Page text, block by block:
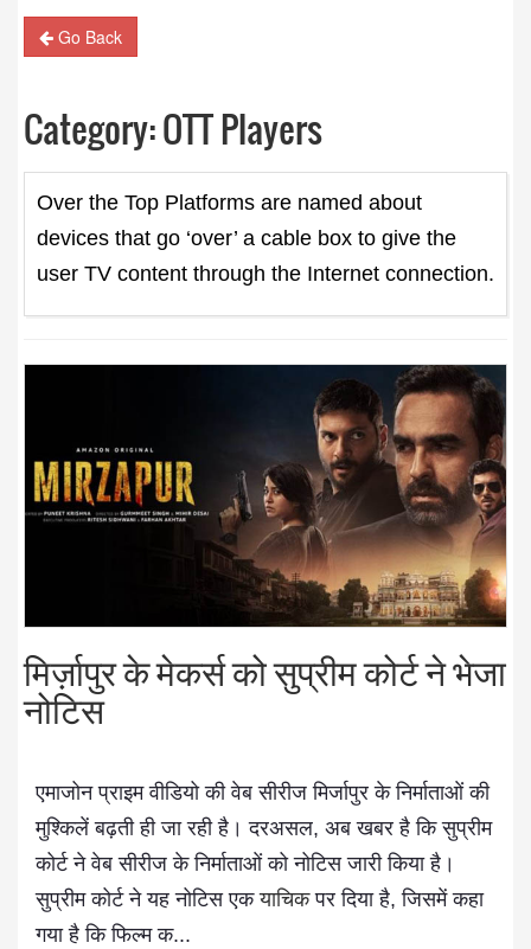
Go Back
Category:OTT Players
Over the Top Platforms are named about
devices that go ‘over’ a cable box to give the
user TV content through the Internet connection.
मिर्ज़ापुर के मेकर्स को सुप्रीम कोर्ट ने भेजा
नोटिस
एमाजोन प्राइम वीडियो की वेब सीरीज मिर्जापुर के निर्माताओं की
मुश्किलें बढ़ती ही जा रही है। दरअसल, अब खबर है कि सुप्रीम
कोर्ट ने वेब सीरीज के निर्माताओं को नोटिस जारी किया है।
सुप्रीम कोर्ट ने यह नोटिस एकयाचिकपर दिया है, जिसमें कहा
गया है कि फिल्म क...